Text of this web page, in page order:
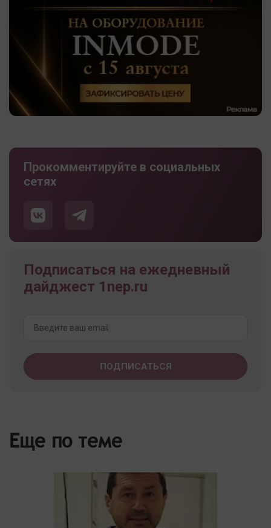
Прокомментируйте в социальных
сетях
Подписаться на ежедневный
дайджест 1nep.ru
Еще по теме